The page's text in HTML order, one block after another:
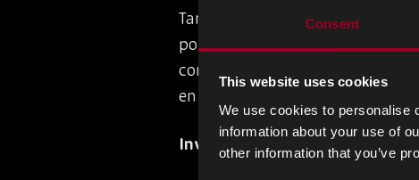
Consent
This website uses cookies
We use cookies to personalise
information about your use of
other information that you’ve
Tambiés debe trabajar con
ponerse al día. Trabajar en
como la escasez de
en mayores cantidades, sus
Invertir en nuevas tecnologías